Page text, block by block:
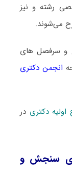
رشته و نیز
می‌شوند.
و سرفصل های
انجمن دکتری
اولیه دکتری در
سنجش و